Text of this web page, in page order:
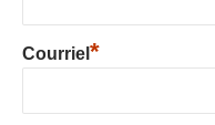
Courriel *